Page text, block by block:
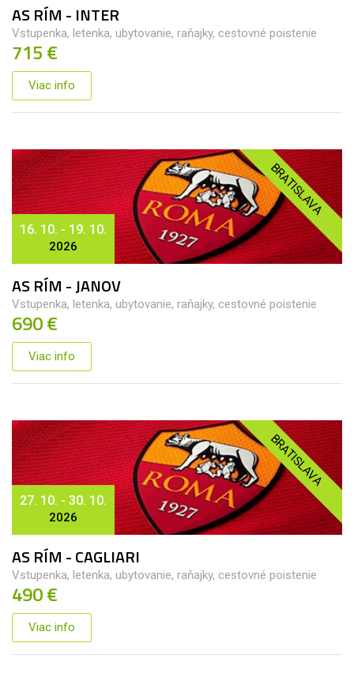
AS RÍM - INTER
Vstupenka, letenka, ubytovanie, raňajky, cestovné poistenie
715 €
Viac info
BRATISLAVA
16. 10. - 19. 10.
2026
AS RÍM - JANOV
Vstupenka, letenka, ubytovanie, raňajky, cestovné poistenie
690 €
Viac info
BRATISLAVA
27. 10. - 30. 10.
2026
AS RÍM - CAGLIARI
Vstupenka, letenka, ubytovanie, raňajky, cestovné poistenie
490 €
Viac info